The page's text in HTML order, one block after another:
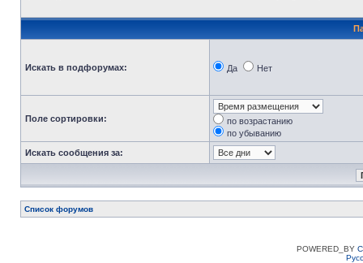
Искать в подфорумах: Да Нет
Поле сортировки:
по возрастанию
по убыванию
Искать сообщения за:
Список форумов
POWERED_BY